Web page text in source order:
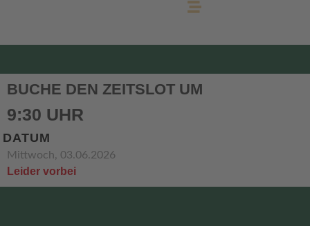
BUCHE DEN ZEITSLOT UM
9:30 UHR
DATUM
Mittwoch, 03.06.2026
Leider vorbei